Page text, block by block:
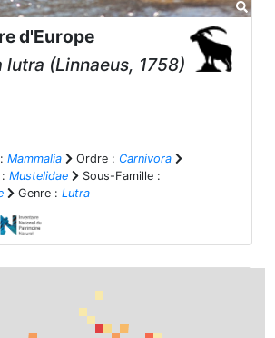
d'Europe
lutra (Linnaeus, 1758)
Mammalia Ordre : Carnivora
Mustelidae
Sous-Famille :
Genre : Lutra